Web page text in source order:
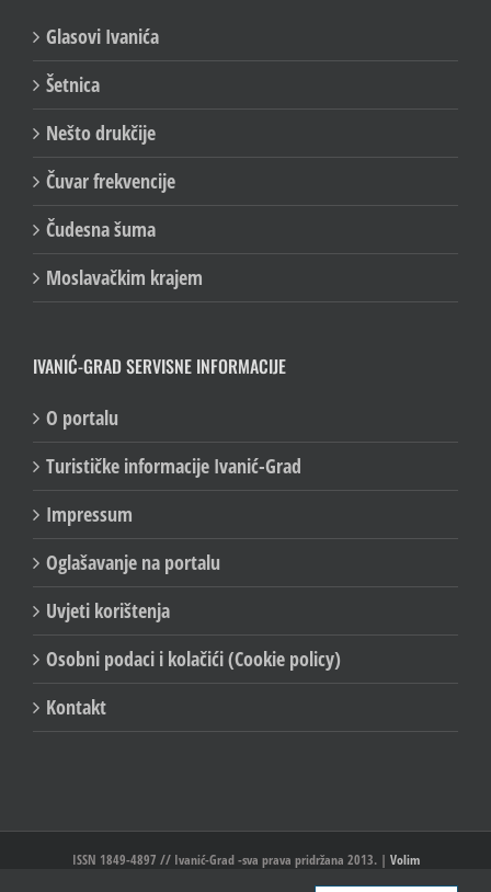
Glasovi Ivanića
Šetnica
Nešto drukčije
Čuvar frekvencije
Čudesna šuma
Moslavačkim krajem
IVANIĆ-GRAD SERVISNE INFORMACIJE
O portalu
Turističke informacije Ivanić-Grad
Impressum
Oglašavanje na portalu
Uvjeti korištenja
Osobni podaci i kolačići (Cookie policy)
Kontakt
ISSN 1849-4897 // Ivanić-Grad -sva prava pridržana 2013. | Volim